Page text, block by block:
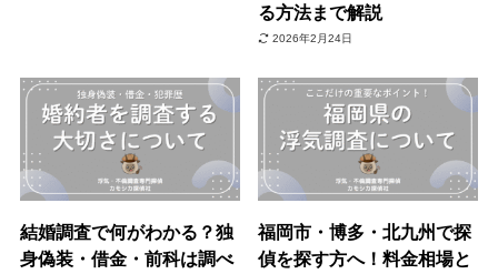
る方法まで解説
2026年2月24日
結婚調査で何がわかる？独
身偽装・借金・前科は調べ
福岡市・博多・北九州で探
偵を探す方へ！料金相場と